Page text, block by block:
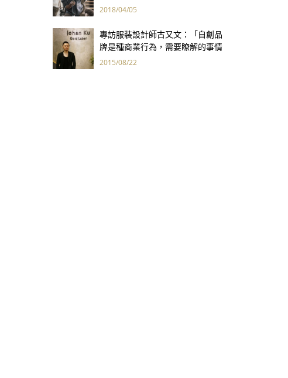
2018/04/05
專訪服裝設計師古又文：「自創品
牌是種商業行為，需要瞭解的事情
不只有設計。」
2015/08/22